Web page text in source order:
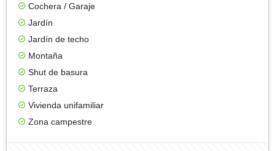
Cochera / Garaje
Jardín
Jardín de techo
Montaña
Shut de basura
Terraza
Vivienda unifamiliar
Zona campestre